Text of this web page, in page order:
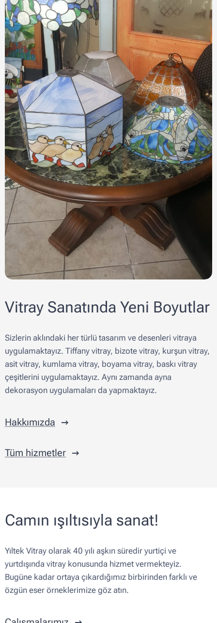
Vitray Sanatında Yeni Boyutlar
Sizlerin aklındaki her türlü tasarım ve desenleri vitraya
uygulamaktayız. Tiffany vitray, bizote vitray, kurşun vitray,
asit vitray, kumlama vitray, boyama vitray, baskı vitray
çeşitlerini uygulamaktayız. Aynı zamanda ayna
dekorasyon uygulamaları da yapmaktayız.
Hakkımızda
Tüm hizmetler
Camın ışıltısıyla sanat!
Yıltek Vitray olarak 40 yılı aşkın süredir yurtiçi ve
yurtdışında vitray konusunda hizmet vermekteyiz.
Bugüne kadar ortaya çıkardığımız birbirinden farklı ve
özgün eser örneklerimize göz atın.